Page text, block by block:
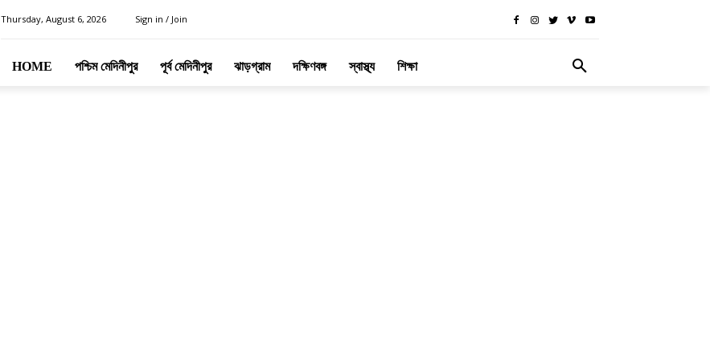
Thursday, August 6, 2026 Sign in / Join
HOME পশ্চিম মেদিনীপুর পূর্ব মেদিনীপুর ঝাড়গ্রাম দক্ষিণবঙ্গ স্বাস্থ্য শিক্ষা